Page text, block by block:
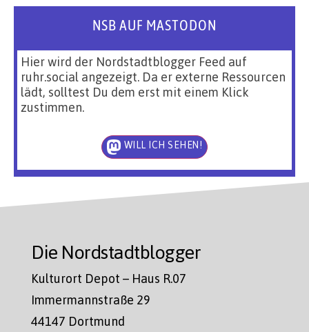
NSB AUF MASTODON
Hier wird der Nordstadtblogger Feed auf
ruhr.social angezeigt. Da er externe Ressourcen
lädt, solltest Du dem erst mit einem Klick
zustimmen.
WILL ICH SEHEN!
Die Nordstadtblogger
Kulturort Depot – Haus R.07
Immermannstraße 29
44147 Dortmund